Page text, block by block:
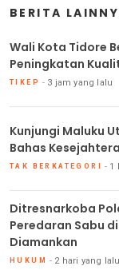
BERITA
Wali Kota Tidore
Peningkatan
TIKEP 3 jam yang lalu
Kunjungi Maluku
Bahas
TAK BERKATEGORI 1
Ditresnarkoba
Peredaran Sabu
Diamankan
HUKUM 2 hari yang lalu